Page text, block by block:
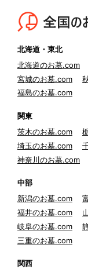
北海道・東北
北海道のお墓.com
宮城のお墓.com
福島のお墓.com
関東
茨木のお墓.com
埼玉のお墓.com
神奈川のお墓.com
中部
新潟のお墓.com
福井のお墓.com
岐阜のお墓.com
三重のお墓.com
関西